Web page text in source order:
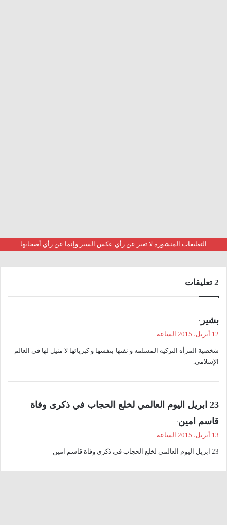
التعليقات المنشورة لا تعبر عن رأي عكس السير وإنما عن رأي أصحابها
‫2 تعليقات
ل
بشير :
12 أبريل، 2015 الساعة
شخصية المرأه التركيه المسلمه و ثقتها بنفسها و كبريائها لا مثيل لها في العالم
الإسلامي.
ي
و
ل
23 ابريل اليوم العالمي لخلع الحجاب في ذكرى وفاة
قاسم امين:
13 أبريل، 2015 الساعة
23 ابريل اليوم العالمي لخلع الحجاب في ذكرى وفاة قاسم امين